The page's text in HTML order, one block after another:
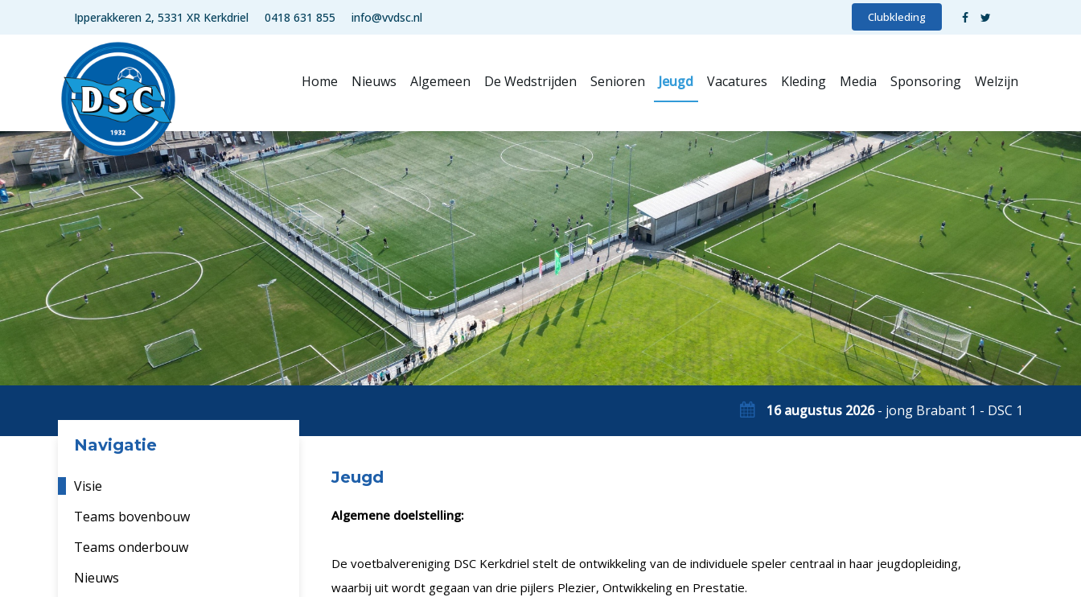
Ipperakkeren 2, 5331 XR Kerkdriel 0418 631 855 info@vvdsc.nl Clubkleding
Home Nieuws Algemeen De Wedstrijden Senioren Jeugd Vacatures Kleding Media Sponsoring Welzijn
16 augustus 2026- jong Brabant 1 - DSC 1
Navigatie
Visie
Teams bovenbouw
Teams onderbouw
Nieuws
Jeugd
Algemene doelstelling:
De voetbalvereniging DSC Kerkdriel stelt de ontwikkeling van de individuele speler centraal in haar jeugdopleiding,
waarbij uit wordt gegaan van drie pijlers Plezier, Ontwikkeling en Prestatie.